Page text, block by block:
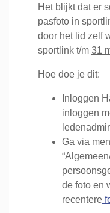
Het blijkt dat er
pasfoto in
door het lid zelf
sportlink t/m 31
Hoe doe je dit:
Inloggen
inloggen
Ga via
de foto en
recentere